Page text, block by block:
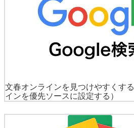
文春オンラインを見つけやすくする
インを優先ソースに設定する）